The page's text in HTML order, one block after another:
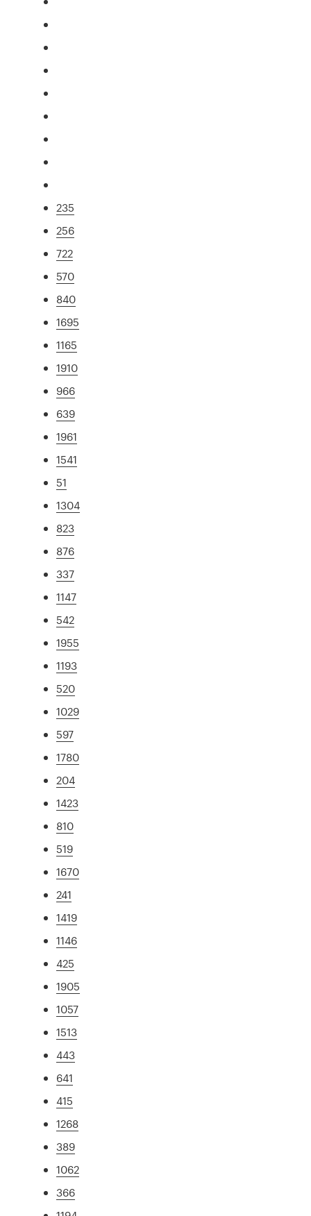
235
256
722
570
840
1695
1165
1910
966
639
1961
1541
51
1304
823
876
337
1147
542
1955
1193
520
1029
597
1780
204
1423
810
519
1670
241
1419
1146
425
1905
1057
1513
443
641
415
1268
389
1062
366